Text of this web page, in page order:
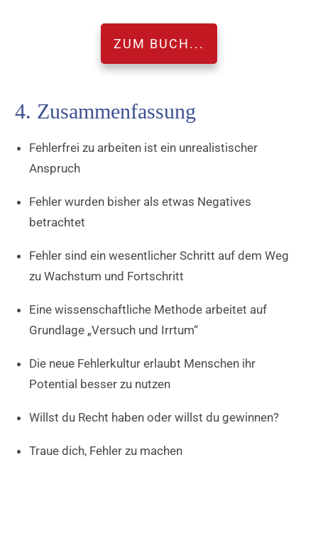
ZUM BUCH...
4. Zusammenfassung
Fehlerfrei zu arbeiten ist ein unrealistischer
Anspruch
Fehler wurden bisher als etwas Negatives
betrachtet
Fehler sind ein wesentlicher Schritt auf dem Weg
zu Wachstum und Fortschritt
Eine wissenschaftliche Methode arbeitet auf
Grundlage „Versuch und Irrtum“
Die neue Fehlerkultur erlaubt Menschen ihr
Potential besser zu nutzen
Willst du Recht haben oder willst du gewinnen?
Traue dich, Fehler zu machen